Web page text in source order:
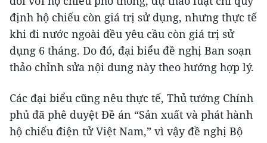
định hộ chiếu còn giá trị sử dụng, nhưng thực tế
khi đi nước ngoài đều yêu cầu còn giá trị sử
dụng 6 tháng. Do đó, đại biểu đề nghị Ban soạn
thảo chỉnh sửa nội dung này theo hướng hợp lý.
Các đại biểu cũng nêu thực tế, Thủ tướng Chính
phủ đã phê duyệt Đề án “Sản xuất và phát hành
hộ chiếu điện tử Việt Nam,” vì vậy đề nghị Bộ